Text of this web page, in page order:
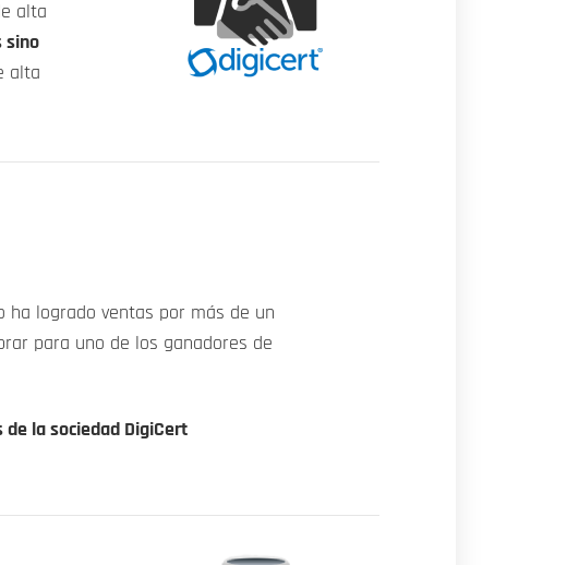
alta
sino
alta
ha logrado ventas por más de un
para uno de los ganadores de
la sociedad DigiCert